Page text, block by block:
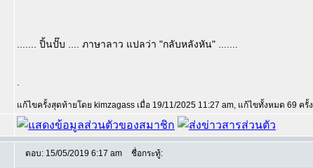
....... ปิ้นปั๊บ .... ภาษาลาว แปลว่า "กลับหลังหัน" .......
แก้ไขครั้งสุดท้ายโดย kimzagass เมื่อ 19/11/2025 11:27 am, แก้ไขทั้งหมด 69 ครั้ง
ตอบ: 15/05/2019 6:17 am ชื่อกระทู้: